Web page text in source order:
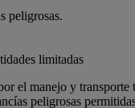
peligrosas.
limitadas
el manejo y transporte
peligrosas